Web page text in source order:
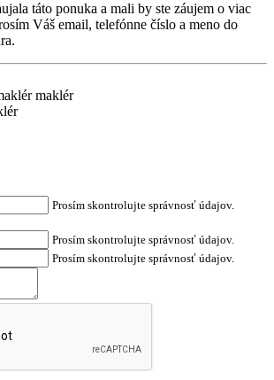
táto ponuka a mali by ste záujem o viac
Váš email, telefónne číslo a meno do
Prosím skontrolujte správnosť údajov.
Prosím skontrolujte správnosť údajov.
Prosím skontrolujte správnosť údajov.